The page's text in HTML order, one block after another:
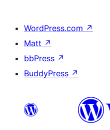
WordPress.com ↗
Matt ↗
bbPress ↗
BuddyPress ↗